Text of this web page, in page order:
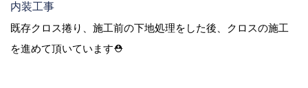
内装工事
既存クロス捲り、施工前の下地処理をした後、クロスの施工
を進めて頂いています⛑